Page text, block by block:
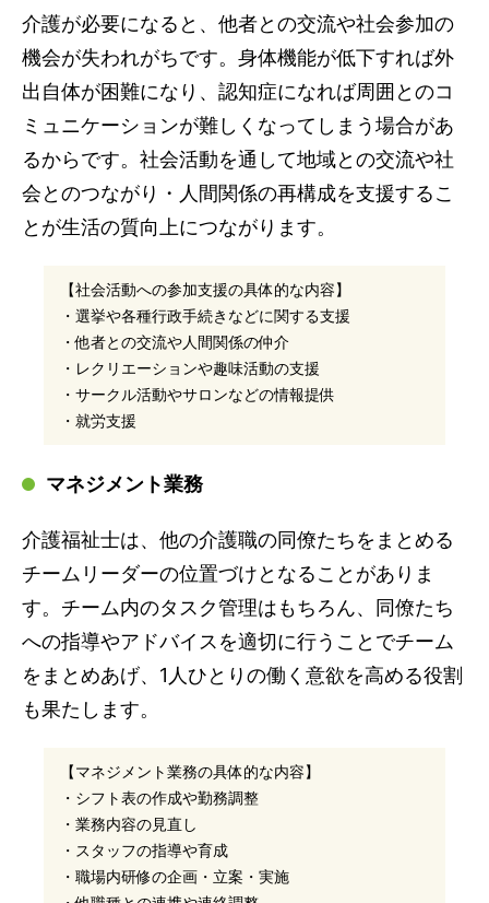
介護が必要になると、他者との交流や社会参加の
機会が失われがちです。身体機能が低下すれば外
出自体が困難になり、認知症になれば周囲とのコ
ミュニケーションが難しくなってしまう場合があ
るからです。社会活動を通して地域との交流や社
会とのつながり・人間関係の再構成を支援するこ
とが生活の質向上につながります。
【社会活動への参加支援の具体的な内容】
・選挙や各種行政手続きなどに関する支援
・他者との交流や人間関係の仲介
・レクリエーションや趣味活動の支援
・サークル活動やサロンなどの情報提供
・就労支援
マネジメント業務
介護福祉士は、他の介護職の同僚たちをまとめる
チームリーダーの位置づけとなることがありま
す。チーム内のタスク管理はもちろん、同僚たち
への指導やアドバイスを適切に行うことでチーム
をまとめあげ、1人ひとりの働く意欲を高める役割
も果たします。
【マネジメント業務の具体的な内容】
・シフト表の作成や勤務調整
・業務内容の見直し
・スタッフの指導や育成
・職場内研修の企画・立案・実施